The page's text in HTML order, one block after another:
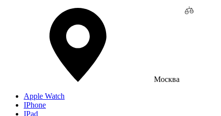
Москва
Apple Watch
IPhone
IPad